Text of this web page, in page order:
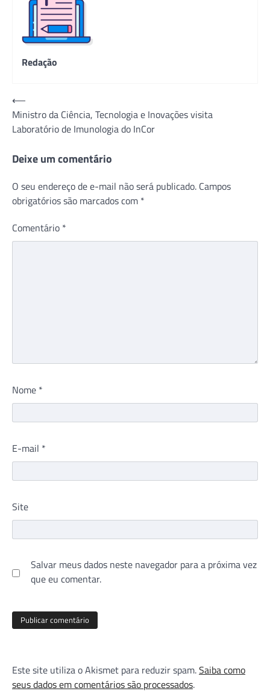
Redação
Navegação
de
Post
⟵
Ministro da Ciência, Tecnologia e Inovações visita
Laboratório de Imunologia do InCor
Deixe um comentário
O seu endereço de e-mail não será publicado. Campos
obrigatórios são marcados com *
Comentário *
Nome *
E-mail *
Site
Salvar meus dados neste navegador para a próxima vez
que eu comentar.
Este site utiliza o Akismet para reduzir spam.Saiba como
seus dados em comentários são processados.